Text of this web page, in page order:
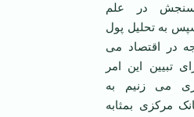
در علم
به تحلیل پول
در اقتصاد می
تبیین این امر
می زنیم به
مرکزی بمثابه